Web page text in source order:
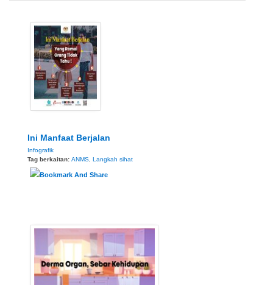
Ini Manfaat Berjalan
Infografik
Tag berkaitan: ANMS, Langkah sihat